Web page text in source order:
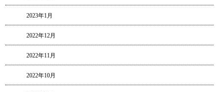
2023年1月
2022年12月
2022年11月
2022年10月